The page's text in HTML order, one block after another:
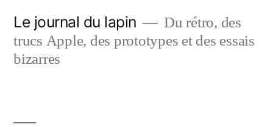
contenu
Le journal du lapin
Du rétro, des
trucs Apple, des prototypes et des essais
bizarres